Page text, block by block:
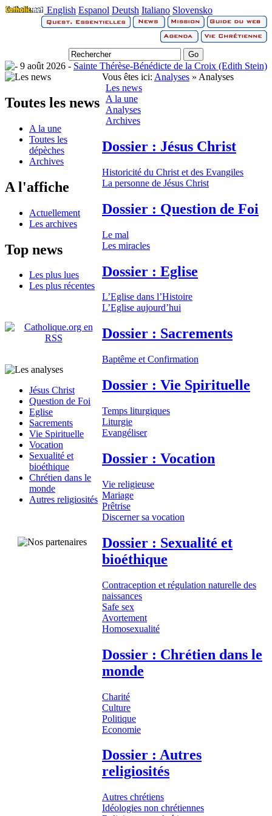
English Espanol Deutsh Italiano Slovensko
9 août 2026 - Sainte Thérèse-Bénédicte de la Croix (Edith Stein)
Toutes les news
A la une
Toutes les
dépèches
Archives
A l'affiche
Actuellement
Les archives
Top news
Les plus lues
Les plus récentes
Jésus Christ
Question de Foi
Eglise
Sacrements
Vie Spirituelle
Vocation
Sexualité et
bioéthique
Chrétien dans le
monde
Autres religiosités
Vous êtes ici: Analyses » Analyses
Les news
A la une
Analyses
Archives
Dossier : Jésus Christ
Historicité du Christ et des Evangiles
La personne de Jésus Christ
Dossier : Question de Foi
Le mal
Les miracles
Dossier : Eglise
L’Eglise dans l’Histoire
L’Eglise aujourd’hui
Dossier : Sacrements
Baptême et Confirmation
Dossier : Vie Spirituelle
Temps liturgiques
Liturgie
Evangéliser
Dossier : Vocation
Vie religieuse
Mariage
Prêtrise
Discerner sa vocation
Dossier : Sexualité et
bioéthique
Contraception et régulation naturelle des
naissances
Safe sex
Avortement
Homosexualité
Dossier : Chrétien dans le
monde
Charité
Culture
Politique
Economie
Dossier : Autres
religiosités
Autres chrétiens
Idéologies non chrétiennes